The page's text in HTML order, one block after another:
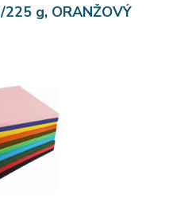
225 g, ORANŽOVÝ